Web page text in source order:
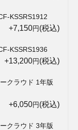
KSSRS1912
+7,150円(税込)
KSSRS1936
+13,200円(税込)
クラウド 1年版
+6,050円(税込)
クラウド 3年版